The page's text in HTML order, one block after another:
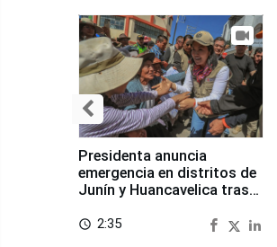
Presidenta anuncia
emergencia en distritos de
Junín y Huancavelica tras
access_time 2:35